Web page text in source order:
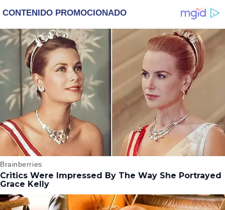
interpreta en su
nueva película